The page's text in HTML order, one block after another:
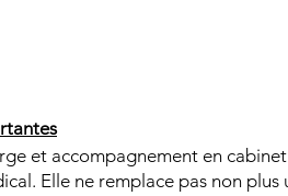
et accompagnement en
Elle ne remplace pas non